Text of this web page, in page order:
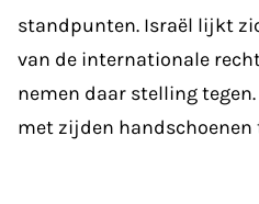
standpunten. Israël lijkt
van de internationale
nemen daar stelling
met zijden handschoenen